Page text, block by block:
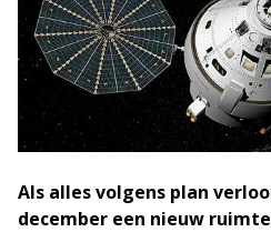
Als alles volgens plan
december een nieuw